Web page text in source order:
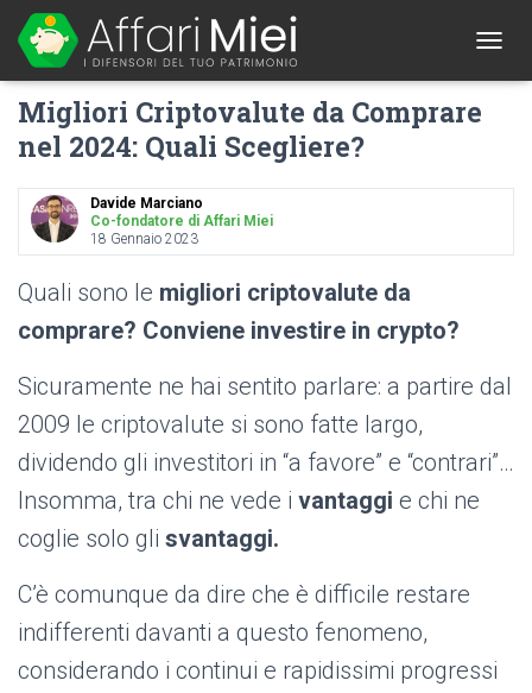
O
N
O
N
Migliori Criptovalute da Comprare
nel 2024: Quali Scegliere?
Davide Marciano
Co-fondatore di Affari Miei
18 Gennaio 2023
Quali sono le migliori criptovalute da
comprare? Conviene investire in crypto?
Sicuramente ne hai sentito parlare: a partire dal
2009 le criptovalute si sono fatte largo,
dividendo gli investitori in “a favore” e “contrari”…
Insomma, tra chi ne vede i vantaggi e chi ne
coglie solo gli svantaggi.
C’è comunque da dire che è difficile restare
indifferenti davanti a questo fenomeno,
considerando i continui e rapidissimi progressi